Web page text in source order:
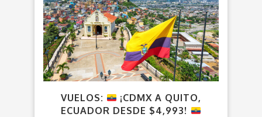
VUELOS:
¡CDMX A QUITO,
ECUADOR DESDE $4,993!